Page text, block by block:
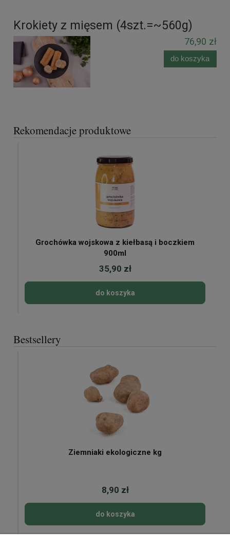
Krokiety z mięsem (4szt.=~560g)
76,90 zł
do koszyka
Rekomendacje produktowe
Grochówka wojskowa z kiełbasą i boczkiem
900ml
35,90 zł
do koszyka
Bestsellery
Ziemniaki ekologiczne kg
8,90 zł
do koszyka